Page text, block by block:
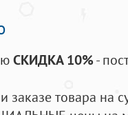
СКИДКА 10%-
заказе товара на